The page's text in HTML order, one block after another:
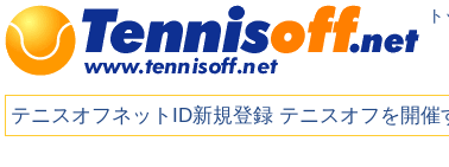
テニスオフネットID新規登録 テニスオフを開催